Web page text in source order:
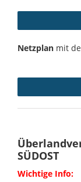
Netzplan mit
SÜDOST
Wichtige Info: